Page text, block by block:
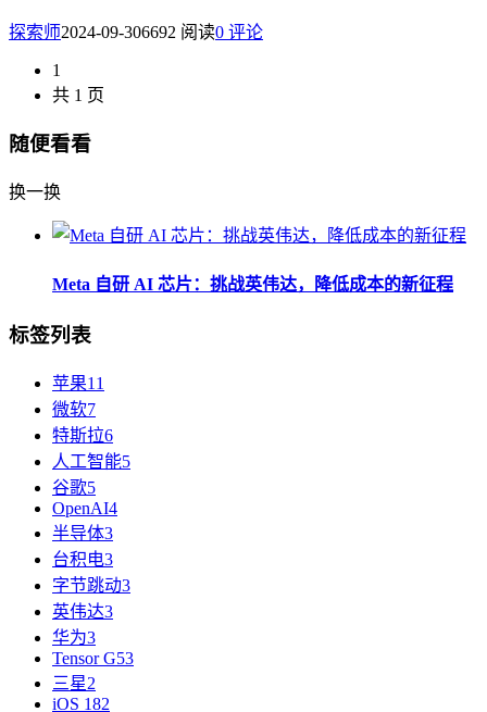
探索师2024-09-306692 阅读0 评论
1
共 1 页
随便看看
换一换
Meta 自研 AI 芯片：挑战英伟达，降低成本的新征程
标签列表
苹果11
微软7
特斯拉6
人工智能5
谷歌5
OpenAI4
半导体3
台积电3
字节跳动3
英伟达3
华为3
Tensor G53
三星2
iOS 182